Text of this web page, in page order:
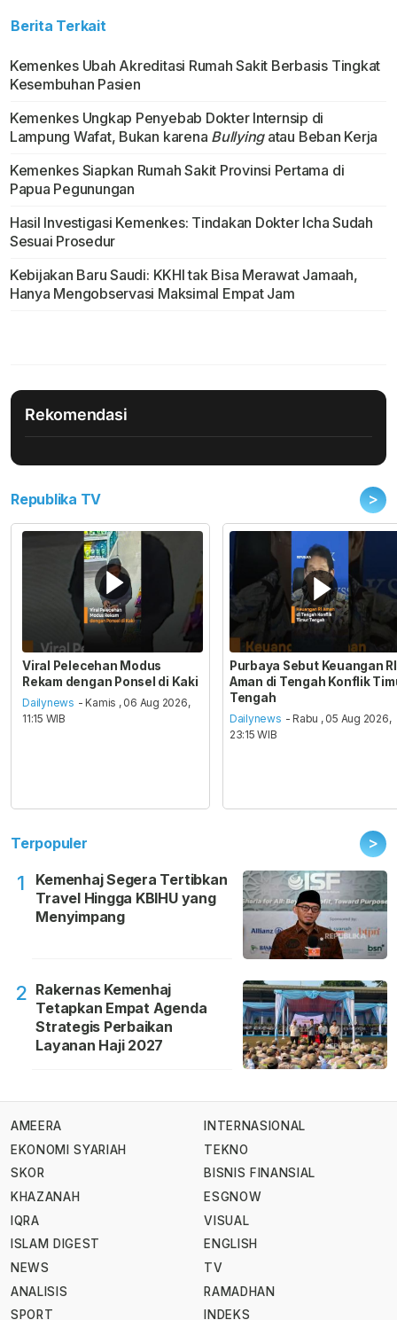
Berita Terkait
Kemenkes Ubah Akreditasi Rumah Sakit Berbasis Tingkat
Kesembuhan Pasien
Kemenkes Ungkap Penyebab Dokter Internsip di
Lampung Wafat, Bukan karena Bullyingatau Beban Kerja
Kemenkes Siapkan Rumah Sakit Provinsi Pertama di
Papua Pegunungan
Hasil Investigasi Kemenkes: Tindakan Dokter Icha Sudah
Sesuai Prosedur
Kebijakan Baru Saudi: KKHI tak Bisa Merawat Jamaah,
Hanya Mengobservasi Maksimal Empat Jam
Rekomendasi
Republika TV >
Viral Pelecehan Modus
Rekam dengan Ponsel di Kaki
Dailynews - Kamis , 06 Aug 2026,
11:15 WIB
Purbaya Sebut Keuangan RI
Aman di Tengah Konflik
Tengah
Dailynews - Rabu , 05 Aug 2026,
23:15 WIB
Terpopuler >
1
Kemenhaj Segera Tertibkan
Travel Hingga KBIHU yang
Menyimpang
2 Rakernas Kemenhaj
Tetapkan Empat Agenda
Strategis Perbaikan
Layanan Haji 2027
AMEERA
EKONOMI SYARIAH
SKOR
KHAZANAH
IQRA
ISLAM DIGEST
NEWS
ANALISIS
SPORT
INTERNASIONAL
TEKNO
BISNIS FINANSIAL
ESGNOW
VISUAL
ENGLISH
TV
RAMADHAN
INDEKS